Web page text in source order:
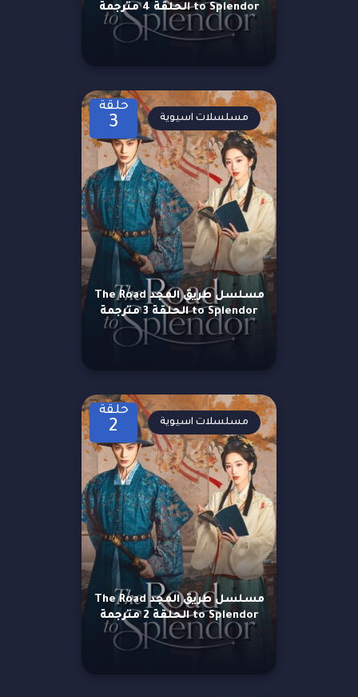
to Splendor الحلقة 4 مترجمة
حلقة
3
مسلسل طريق المجد The Road
to Splendor الحلقة 3 مترجمة
مسلسلات اسيوية
حلقة
2
مسلسل طريق المجد The Road
to Splendor الحلقة 2 مترجمة
مسلسلات اسيوية